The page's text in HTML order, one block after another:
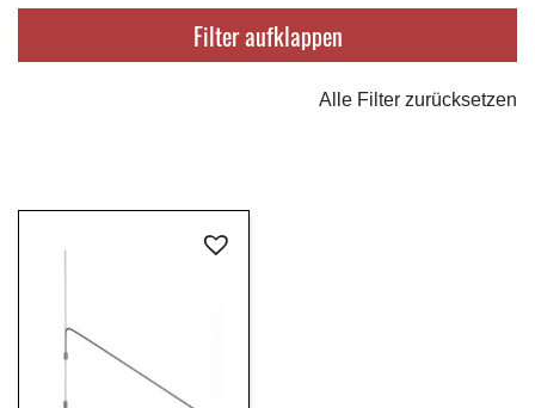
Filter
Alle Filter zurücksetzen